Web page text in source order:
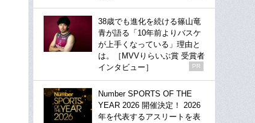
38歳でも進化を続ける篠山竜
青が語る「10年前よりバスケ
が上手くなっている」理由と
は。［MVVりらいぶ賞 受賞者
インタビュー］
PR
Number SPORTS OF THE
YEAR 2026 開催決定！ 2026
年を代表するアスリートを表